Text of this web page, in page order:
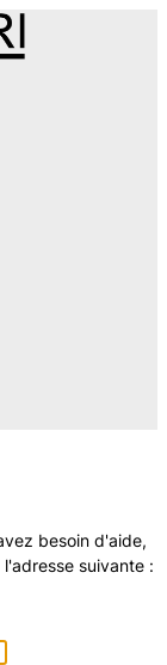
besoin d'aide,
suivante :